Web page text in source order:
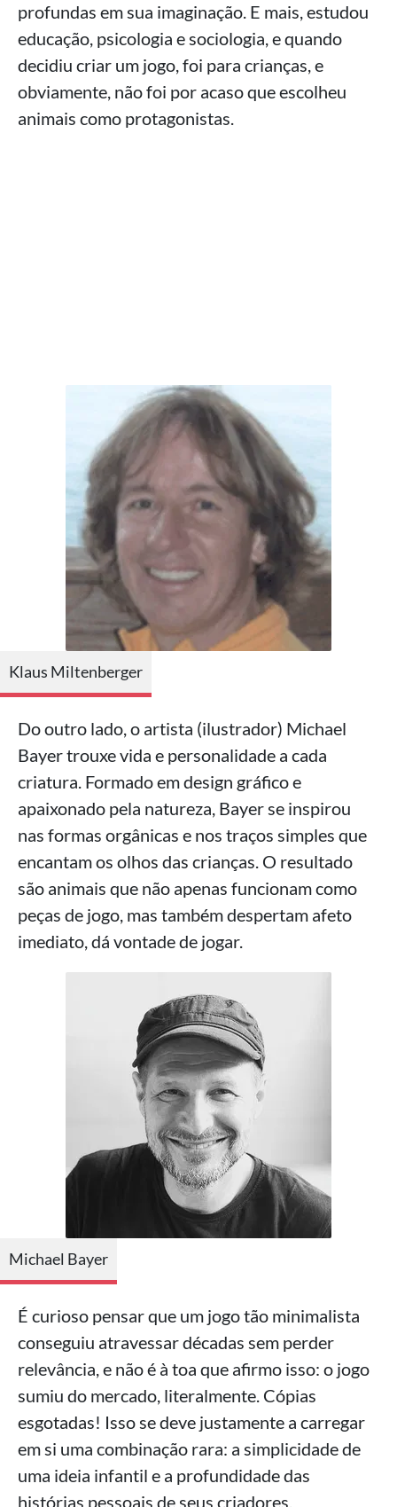
profundas em sua imaginação. E mais, estudou
educação, psicologia e sociologia, e quando
decidiu criar um jogo, foi para crianças, e
obviamente, não foi por acaso que escolheu
animais como protagonistas.
Klaus Miltenberger
Do outro lado, o artista (ilustrador) Michael
Bayer trouxe vida e personalidade a cada
criatura. Formado em design gráfico e
apaixonado pela natureza, Bayer se inspirou
nas formas orgânicas e nos traços simples que
encantam os olhos das crianças. O resultado
são animais que não apenas funcionam como
peças de jogo, mas também despertam afeto
imediato, dá vontade de jogar.
Michael Bayer
É curioso pensar que um jogo tão minimalista
conseguiu atravessar décadas sem perder
relevância, e não é à toa que afirmo isso: o jogo
sumiu do mercado, literalmente. Cópias
esgotadas! Isso se deve justamente a carregar
em si uma combinação rara: a simplicidade de
uma ideia infantil e a profundidade das
histórias pessoais de seus criadores.